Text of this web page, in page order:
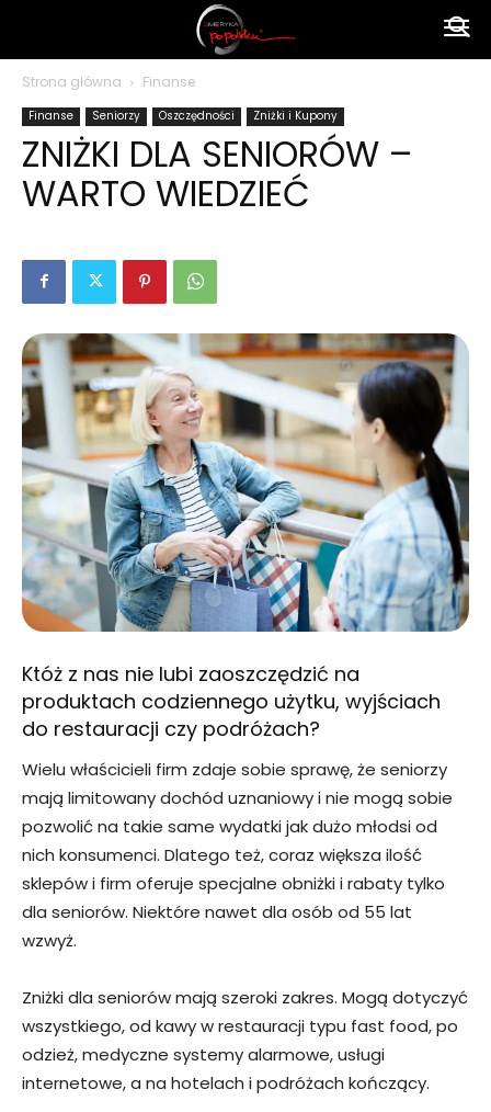
Strona główna Finanse
Finanse Seniorzy Oszczędności Zniżki i Kupony
ZNIŻKI DLA SENIORÓW –
WARTO WIEDZIEĆ
Któż z nas nie lubi zaoszczędzić na
produktach codziennego użytku, wyjściach
do restauracji czy podróżach?
Wielu właścicieli firm zdaje sobie sprawę, że seniorzy
mają limitowany dochód uznaniowy i nie mogą sobie
pozwolić na takie same wydatki jak dużo młodsi od
nich konsumenci. Dlatego też, coraz większa ilość
sklepów i firm oferuje specjalne obniżki i rabaty tylko
dla seniorów. Niektóre nawet dla osób od 55 lat
wzwyż.
Zniżki dla seniorów mają szeroki zakres. Mogą dotyczyć
wszystkiego, od kawy w restauracji typu fast food, po
odzież, medyczne systemy alarmowe, usługi
internetowe, a na hotelach i podróżach kończący.